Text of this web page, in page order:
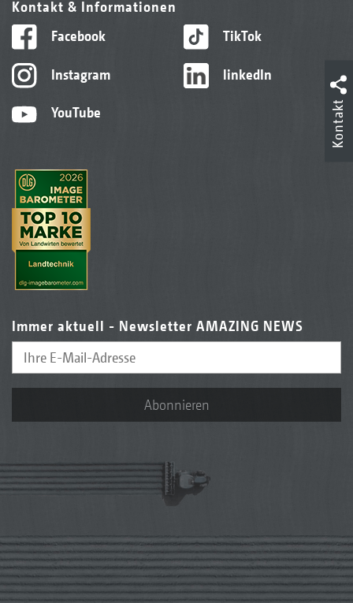
Kontakt & Informationen
Facebook
Instagram
YouTube
TikTok
linkedIn
Immer aktuell - Newsletter AMAZING NEWS
Abonnieren
Kontakt